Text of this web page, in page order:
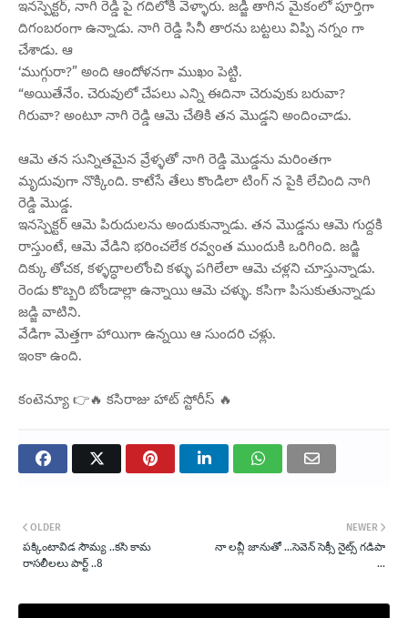
ఇనస్పెక్టర్, నాగి రెడ్డి పై గదిలోకి వెళ్ళారు. జడ్జీ తాగిన మైకంలో పూర్తిగా
దిగంబరంగా ఉన్నాడు. నాగి రెడ్డి సినీ తారను బట్టలు విప్పి నగ్నం గా
చేశాడు. ఆ
‘ముగ్గురా?” అంది ఆందోళనగా ముఖం పెట్టి.
“అయితేనేం. చెరువులో చేపలు ఎన్ని ఈదినా చెరువుకు బరువా?
గిరువా? అంటూ నాగి రెడ్డి ఆమె చేతికి తన మొడ్డని అందించాడు.
ఆమె తన సున్నితమైన వ్రేళ్ళతో నాగి రెడ్డి మొడ్డను మరింతగా
మృదువుగా నొక్కింది. కాటేసే తేలు కొండిలా టింగ్ న పైకి లేచింది నాగి
రెడ్డి మొడ్డ.
ఇనస్పెక్టర్ ఆమె పిరుదులను అందుకున్నాడు. తన మొడ్డను ఆమె గుద్దకి
రాస్తుంటే, ఆమె వేడిని భరించలేక రవ్వంత ముందుకి ఒరిగింది. జడ్జి
దిక్కు తోచక, కళ్ళద్ధాలలోంచి కళ్ళు పగిలేలా ఆమె చళ్లని చూస్తున్నాడు.
రెండు కొబ్బరి బోండాల్లా ఉన్నాయి ఆమె చళ్ళు. కసిగా పిసుకుతున్నాడు
జడ్జి వాటిని.
వేడిగా మెత్తగా హాయిగా ఉన్నయి ఆ సుందరి చళ్లు.
ఇంకా ఉంది.
కంటెన్యూ 👉🔥 కసిరాజు హాట్ స్టోరీస్ 🔥
NEWER
నా లవ్లీ జానుతో ...సెవెన్ సెక్సీ నైట్స్ గడిపా
...
OLDER
పక్కింటావిడ సౌమ్య ..కసి కామ
రాసలీలలు పార్ట్ ..8